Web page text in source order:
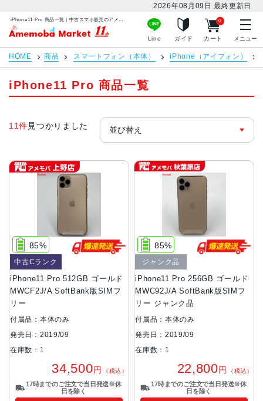
2026年08月09日 最終更新日
アメモバマーケット
Line ガイド カート
0
メニュー
HOME 商品 スマートフォン（本体） iPhone（アイフォン）
iPhone11 Pro 商品一覧
11件 見つかりました
iPhone11 Pro 512GB ゴールド
MWCF2J/A SoftBank版SIMフ
リー
85%
中古Cランク
付属品：本体のみ
発売日：2019/09
在庫数：1
34,500円 （税込）
17時までのご注文で当日発送※休
日を除く
iPhone11 Pro 256GB ゴールド
MWC92J/A SoftBank版SIMフ
リー ジャンク品
85%
ジャンク品
付属品：本体のみ
発売日：2019/09
在庫数：1
22,800円 （税込）
17時までのご注文で当日発送※休
日を除く